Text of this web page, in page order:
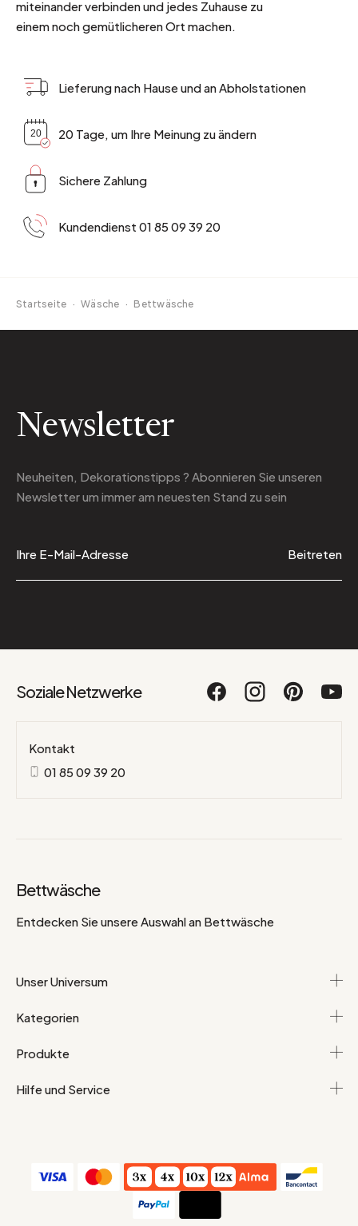
miteinander verbinden und jedes Zuhause zu
einem noch gemütlicheren Ort machen.
Lieferung nach Hause und an Abholstationen
20 Tage, um Ihre Meinung zu ändern
Sichere Zahlung
Kundendienst 01 85 09 39 20
Startseite · Wäsche · Bettwäsche
Newsletter
Neuheiten, Dekorationstipps ? Abonnieren Sie unseren
Newsletterum immer am neuesten Stand zu sein
Beitreten
Soziale Netzwerke
Kontakt
01 85 09 39 20
Bettwäsche
Entdecken Sie unsere Auswahl an Bettwäsche
Unser Universum
Kategorien
Produkte
Hilfe und Service